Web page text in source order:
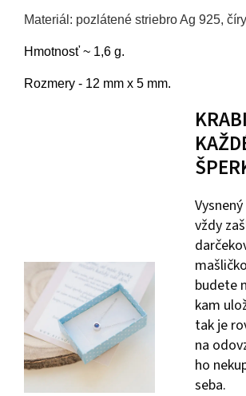
Materiál: pozlátené striebro Ag 925,
Hmotnosť ~ 1,6 g.
Rozmery - 12 mm x 5 mm.
vždy
budete
kam
tak je
na
ho
seba.